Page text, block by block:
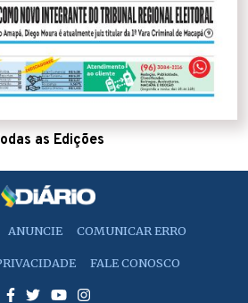
as Edições
ANUNCIE COMUNICAR ERRO
FALE CONOSCO